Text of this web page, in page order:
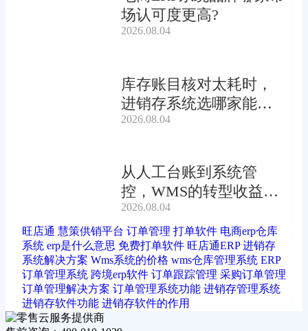
场认可度更高?
2026.08.04
库存账目核对太耗时，
进销存系统选哪家能自
动?
2026.08.04
从人工台账到系统管
控，WMS的转型收益有
多大?
2026.08.04
旺店通 慧策供销平台 订单管理 打单软件 电商erp仓库
系统 erp是什么意思 免费打单软件 旺店通ERP 进销存
系统解决方案 Wms系统的价格 wms仓库管理系统 ERP
订单管理系统 跨境erp软件 订单跟踪管理 采购订单管理
订单管理解决方案 订单管理系统功能 进销存管理系统
进销存软件功能 进销存软件的作用